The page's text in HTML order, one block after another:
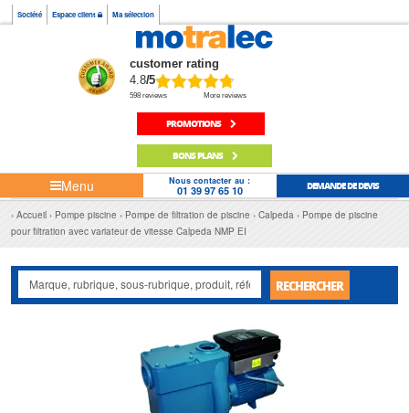
Société Espace client Ma sélection
customer rating
4.8/5
598 reviews More reviews
PROMOTIONS
BONS PLANS
Menu Nous contacter au :
01 39 97 65 10 DEMANDE DE DEVIS
Accueil Pompe piscine Pompe de filtration de piscine Calpeda
Pompe de piscine
pour filtration avec variateur de vitesse Calpeda NMP EI
RECHERCHER